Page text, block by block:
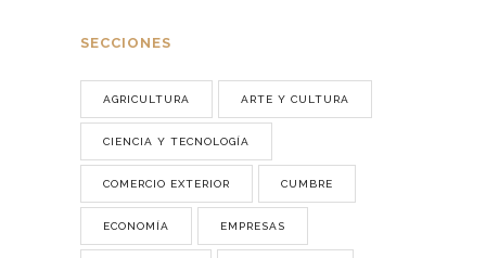
SECCIONES
AGRICULTURA ARTE Y CULTURA
CIENCIA Y TECNOLOGÍA
COMERCIO EXTERIOR CUMBRE
ECONOMÍA EMPRESAS